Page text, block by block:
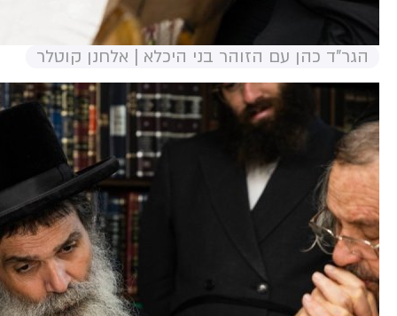
הגר"ד כהן עם הזוהר בני היכלא | אלחנן קוטלר